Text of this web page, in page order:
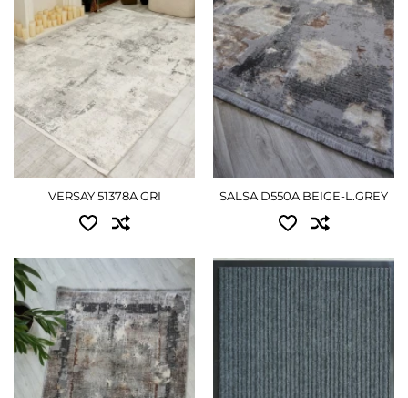
1.20x1.70 - 3465 грн
1.60x2.30 - 6210 грн
1.60x3.00 - 8055 грн
2.00x4.00 - 13140 грн
2.40x3.40 - 13410 грн
3.00x4.00 - 19260 грн
3.00x5.00 - 23625 грн
VERSAY 51378A GRI
1.20x1.80 - 2430 грн
1.50x2.30 - 3375 грн
2.00x3.00 - 5760 грн
2.50x3.50 - 8190 грн
3.00x4.00 - 11250 грн
ПОДРОБНЕЕ
SALSA D550A BEIGE-L.GREY
Доступные размеры:
0.60x1.10 - 765 грн
0.80x1.50 - 1350 грн
1.20x1.80 - 2430 грн
Доступные размеры:
0.40x0.60 - 450 грн
ПОДРОБНЕЕ